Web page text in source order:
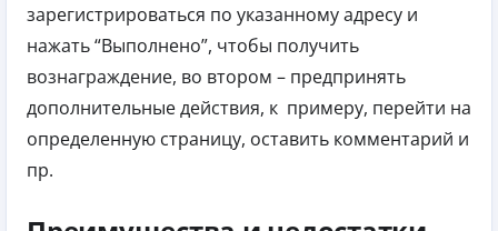
зарегистрироваться по указанному адресу и
нажать “Выполнено”, чтобы получить
вознаграждение, во втором – предпринять
дополнительные действия, к примеру, перейти на
определенную страницу, оставить комментарий и
пр.